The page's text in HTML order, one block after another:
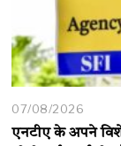
07/08/2026
एनटीए के अपने